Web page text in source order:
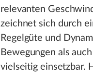
relevanten
zeichnet sich durch
Regelgüte und
Bewegungen als
vielseitig einsetzbar.